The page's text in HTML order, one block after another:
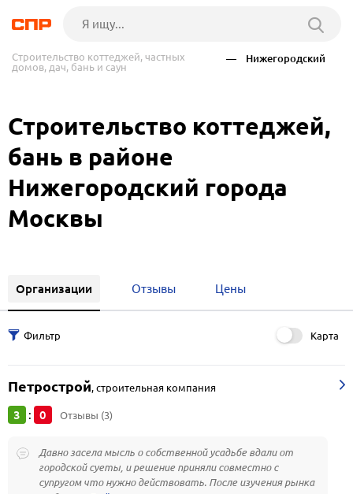
Строительство коттеджей, частных
домов, дач, бань и саун
— Нижегородский
Строительство коттеджей,
бань в районе
Нижегородский города
Москвы
Организации Отзывы Цены
Карта
Петрострой,строительная компания
3 : 0 Отзывы (3)
Давно засела мысль о собственной усадьбе вдали от
городской суеты, и решение приняли совместно с
супругом что нужно действовать. После изучения рынка